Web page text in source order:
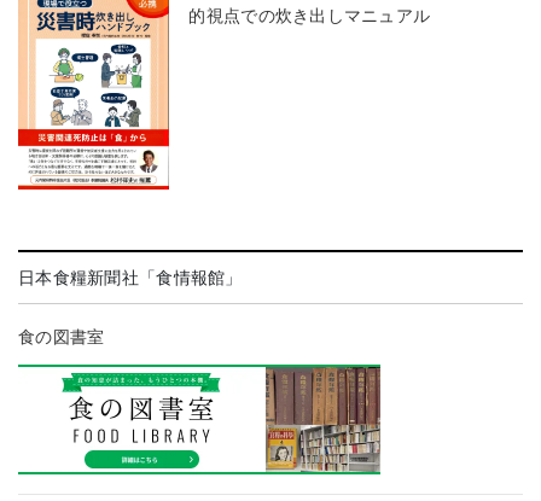
的視点での炊き出しマニュアル
日本食糧新聞社「食情報館」
食の図書室